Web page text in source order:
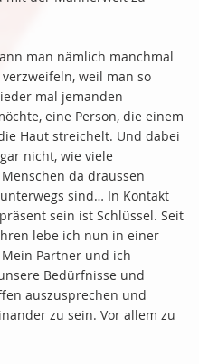
man nämlich manchmal
weil man so
mal jemanden
eine Person, die einem
Haut streichelt. Und dabei
nicht, wie viele
da draussen
sind… In Kontakt
sein ist Schlüssel. Seit
lebe ich nun in einer
Partner und ich
Bedürfnisse und
auszusprechen und
zu sein. Vor allem zu